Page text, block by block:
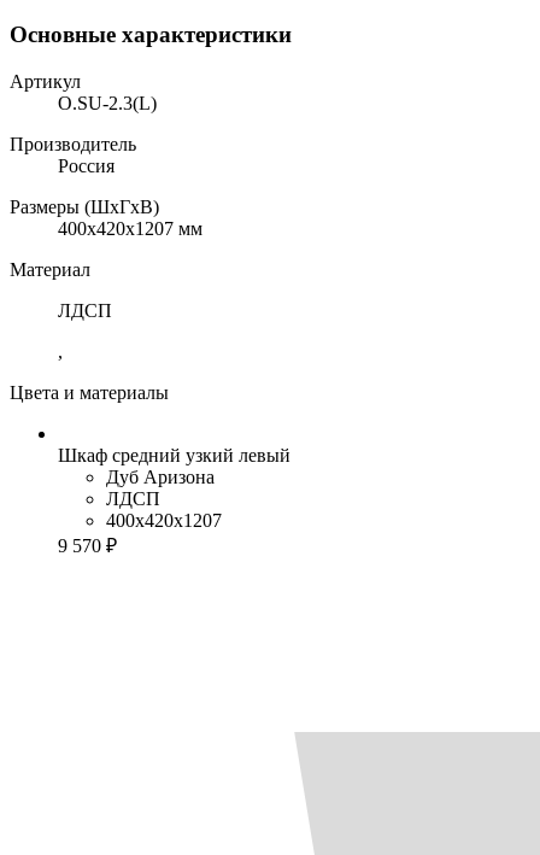
Основные характеристики
Артикул
O.SU-2.3(L)
Производитель
Россия
Размеры (ШхГхВ)
400x420x1207 мм
Материал
ЛДСП
,
Цвета и материалы
Шкаф средний узкий левый
Дуб Аризона
ЛДСП
400x420x1207
9 570 ₽